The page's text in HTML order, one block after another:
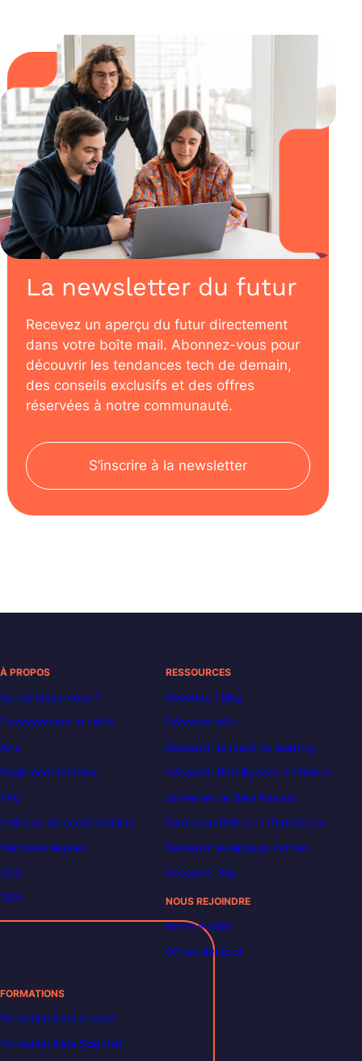
La newsletter du futur
Recevez un aperçu du futur directement
dans votre boîte mail. Abonnez-vous pour
découvrir les tendances tech de demain,
des conseils exclusifs et des offres
réservées à notre communauté.
S’inscrire à la newsletter
À PROPOS
Qui sommes-nous ?
Financements et tarifs
Avis
Règlement intérieur
FAQ
Politique de confidentialité
Mentions légales
CGU
CGV
RESSOURCES
Decoded | Blog
Découvrir n8n
Découvrir le machine learning
Découvrir l’intelligence artificielle
Le métier de Data Analyst
Formation POEI en informatique
Découvrir le langage Python
Découvrir SQL
NOUS REJOINDRE
Notre équipe
Offres d’emploi
FORMATIONS
Formation Data Analyst
Formation Data Scientist